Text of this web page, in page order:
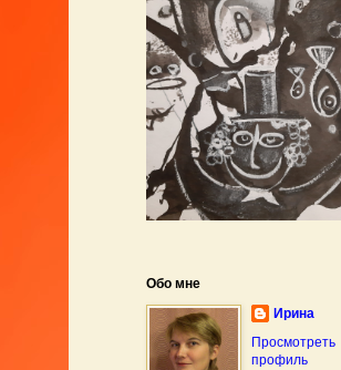
Обо мне
Ирина
Просмотреть
профиль